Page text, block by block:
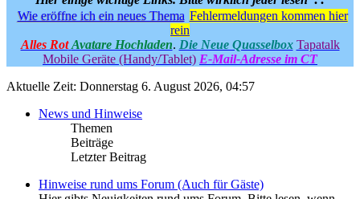
Wie eröffne ich ein neues Thema Fehlermeldungen kommen hier
rein
Alles Rot Avatare Hochladen. Die Neue Quasselbox Tapatalk
Mobile Geräte (Handy/Tablet) E-Mail-Adresse im CT
Aktuelle Zeit: Donnerstag 6. August 2026, 04:57
News und Hinweise
Themen
Beiträge
Letzter Beitrag
Hinweise rund ums Forum (Auch für Gäste)